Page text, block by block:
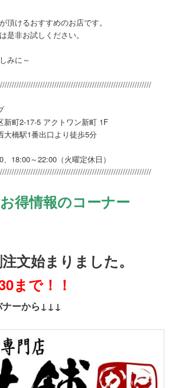
頂けるおすすめのお店です。
是非お試しください。
みに～
新町2-17-5 アクトワン新町 1F
橋駅1番出口より徒歩5分
18:00～22:00（火曜定休日）
情報のコーナー
文始まりました。
まで！！
ーから↓↓↓